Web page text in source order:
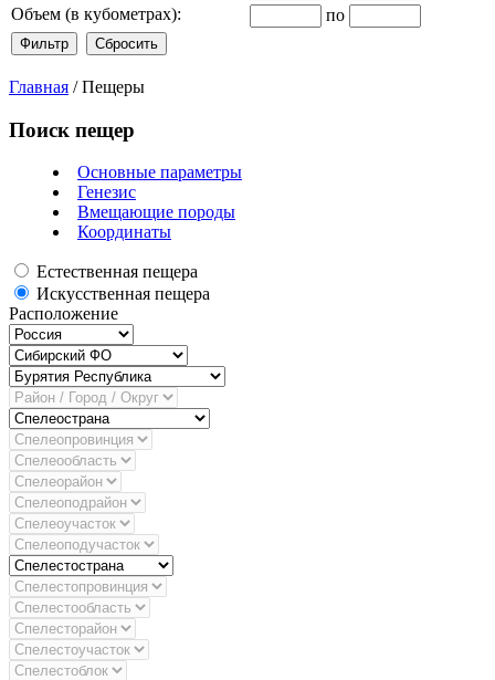
Объем (в кубометрах):
по
Главная / Пещеры
Поиск пещер
Основные параметры
Генезис
Вмещающие породы
Координаты
Естественная пещера
Искусственная пещера
Расположение